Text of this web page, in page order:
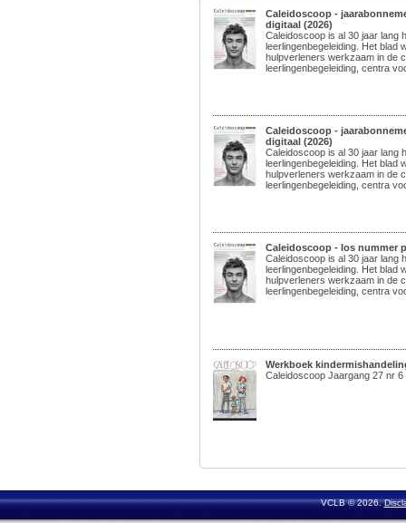
Caleidoscoop -
digitaal (2026)
Caleidoscoop is al 30 jaar lang
leerlingenbegeleiding. Het blad
hulpverleners werkzaam in de
leerlingenbegeleiding, centra
Caleidoscoop -
digitaal (2026)
Caleidoscoop is al 30 jaar lang
leerlingenbegeleiding. Het blad
hulpverleners werkzaam in de
leerlingenbegeleiding, centra
Caleidoscoop - los nummer
Caleidoscoop is al 30 jaar lang
leerlingenbegeleiding. Het blad
hulpverleners werkzaam in de
leerlingenbegeleiding, centra
Werkboek
Caleidoscoop Jaargang 27 nr 6
VCLB © 2026.